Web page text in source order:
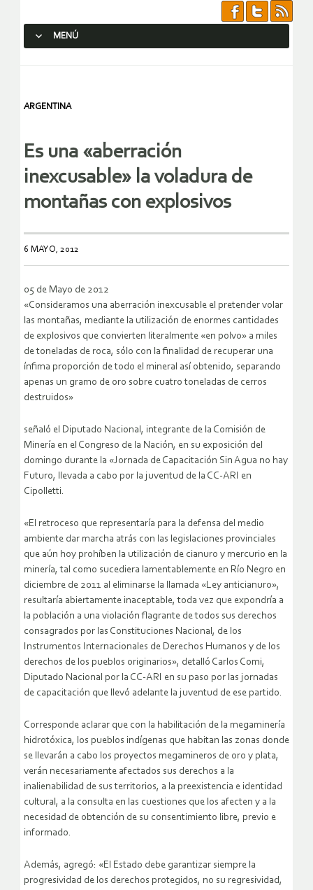
MENÚ
ARGENTINA
Es una «aberración
inexcusable» la voladura de
montañas con explosivos
6 MAYO, 2012
05 de Mayo de 2012
«Consideramos una aberración inexcusable el pretender volar
las montañas, mediante la utilización de enormes cantidades
de explosivos que convierten literalmente «en polvo» a miles
de toneladas de roca, sólo con la finalidad de recuperar una
ínfima proporción de todo el mineral así obtenido, separando
apenas un gramo de oro sobre cuatro toneladas de cerros
destruidos»
señaló el Diputado Nacional, integrante de la Comisión de
Minería en el Congreso de la Nación, en su exposición del
domingo durante la «Jornada de Capacitación Sin Agua no hay
Futuro, llevada a cabo por la juventud de la CC-ARI en
Cipolletti.
«El retroceso que representaría para la defensa del medio
ambiente dar marcha atrás con las legislaciones provinciales
que aún hoy prohíben la utilización de cianuro y mercurio en la
minería, tal como sucediera lamentablemente en Río Negro en
diciembre de 2011 al eliminarse la llamada «Ley anticianuro»,
resultaría abiertamente inaceptable, toda vez que expondría a
la población a una violación flagrante de todos sus derechos
consagrados por las Constituciones Nacional, de los
Instrumentos Internacionales de Derechos Humanos y de los
derechos de los pueblos originarios», detalló Carlos Comi,
Diputado Nacional por la CC-ARI en su paso por las jornadas
de capacitación que llevó adelante la juventud de ese partido.
Corresponde aclarar que con la habilitación de la megaminería
hidrotóxica, los pueblos indígenas que habitan las zonas donde
se llevarán a cabo los proyectos megamineros de oro y plata,
verán necesariamente afectados sus derechos a la
inalienabilidad de sus territorios, a la preexistencia e identidad
cultural, a la consulta en las cuestiones que los afecten y a la
necesidad de obtención de su consentimiento libre, previo e
informado.
Además, agregó: «El Estado debe garantizar siempre la
progresividad de los derechos protegidos, no su regresividad,